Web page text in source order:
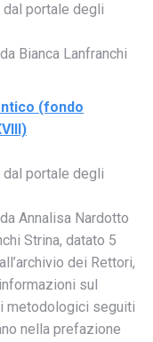
portale degli
Bianca Lanfranchi
(fondo
portale degli
Annalisa Nardotto
Strina, datato 5
dei Rettori,
sul
metodologici seguiti
nella prefazione